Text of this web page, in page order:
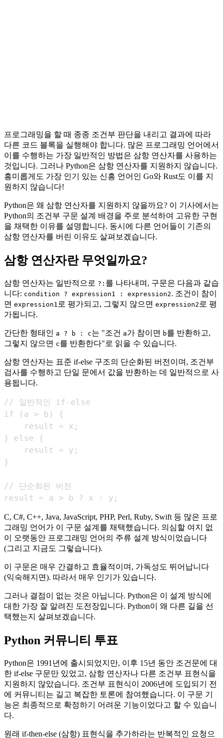
프로그래밍을 할 때 종종 조건부 판단을 내리고 결과에 따라
다른 코드 블록을 실행해야 합니다. 많은 프로그래밍 언어에서
이를 수행하는 가장 일반적인 방법은 삼항 연산자를 사용하는
것입니다. 그러나 Python은 삼항 연산자를 지원하지 않습니다.
흥미롭게도 가장 인기 있는 신흥 언어인 Go와 Rust도 이를 지
원하지 않습니다!
Python은 왜 삼항 연산자를 지원하지 않을까요? 이 기사에서는
Python의 조건부 구문 설계 배경을 주로 분석하여 고유한 구현
을 채택한 이유를 설명합니다. 동시에 다른 언어들이 기존의
삼항 연산자를 버린 이유도 살펴보겠습니다.
삼항 연산자란 무엇일까요?
삼항 연산자는 일반적으로 ?: 를 나타내며, 구문은 다음과 같습
니다: condition ? expression1 : expression2. 조건이 참이
면 expression1 로 평가되고, 그렇지 않으면 expression2 로 평
가됩니다.
간단한 형태인 a ? b : c는 "조건 a가 참이면 b를 반환하고,
그렇지 않으면 c를 반환한다"로 읽을 수 있습니다.
삼항 연산자는 표준 if-else 구조의 단순화된 버전이며, 조건부
검사를 수행하고 단일 문에서 값을 반환하는 데 일반적으로 사
용됩니다.
result = a > b ? x : y;
C, C#, C++, Java, JavaScript, PHP, Perl, Ruby, Swift 등 많은 프로
그래밍 언어가 이 구문 설계를 채택했습니다. 의심할 여지 없
이 오랫동안 프로그래밍 언어의 주류 설계 방식이었습니다
(그리고 지금도 그렇습니다).
이 구문은 매우 간결하고 효율적이며, 가독성도 뛰어납니다
(익숙해지면). 따라서 매우 인기가 있습니다.
그러나 결점이 없는 것은 아닙니다. Python은 이 설계 방식에
대한 가장 잘 알려진 도전장입니다. Python이 왜 다른 길을 선
택했는지 살펴보겠습니다.
Python 커뮤니티 투표
Python은 1991년에 출시되었지만, 이후 15년 동안 조건문에 대
한 if-else 구문만 있었고, 삼항 연산자나 다른 조건부 표현식을
지원하지 않았습니다. 조건부 표현식이 2006년에 도입되기 전
에 커뮤니티는 길고 복잡한 토론에 참여했습니다. 이 구문 기
능은 최종적으로 확정하기 어려운 기능이었다고 할 수 있습니
다.
원래 if-then-else (삼항) 표현식을 추가하라는 반복적인 요청으